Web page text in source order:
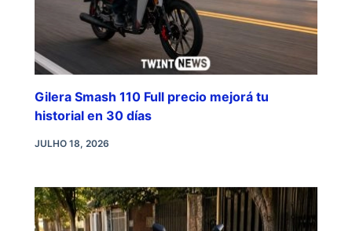
Gilera Smash 110 Full precio mejorá tu
historial en 30 días
JULHO 18, 2026